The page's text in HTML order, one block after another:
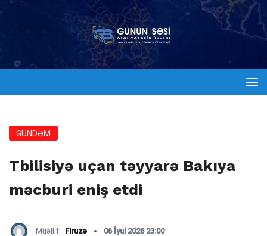
GÜNDƏM
Tbilisiyə uçan təyyarə Bakıya
məcburi eniş etdi
Müəllif: Firuzə 06 İyul 2026 23:00